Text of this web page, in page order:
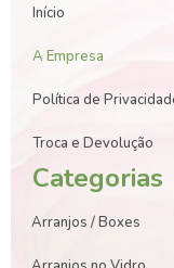
Início
A Empresa
Política de
Troca e Devolução
Categorias
Arranjos / Boxes